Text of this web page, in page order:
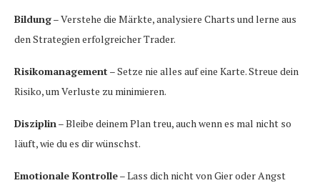
Bildung– Verstehe die Märkte, analysiere Charts und lerne aus
den Strategien erfolgreicher Trader.
Risikomanagement – Setze nie alles auf eine Karte. Streue dein
Risiko, um Verluste zu minimieren.
Disziplin – Bleibe deinem Plan treu, auch wenn es mal nicht so
läuft, wie du es dir wünschst.
Emotionale Kontrolle– Lass dich nicht von Gier oder Angst